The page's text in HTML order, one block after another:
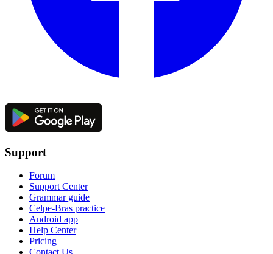
Support
Forum
Support Center
Grammar guide
Celpe-Bras practice
Android app
Help Center
Pricing